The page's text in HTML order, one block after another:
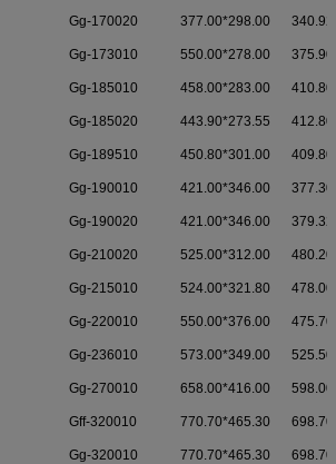
Gg-170020 377.00*298.00
Gg-173010 550.00*278.00
Gg-185010 458.00*283.00
Gg-185020 443.90*273.55
Gg-189510 450.80*301.00
Gg-190010 421.00*346.00
Gg-190020 421.00*346.00
Gg-210020 525.00*312.00
Gg-215010 524.00*321.80
Gg-220010 550.00*376.00
Gg-236010 573.00*349.00
Gg-270010 658.00*416.00
Gff-320010 770.70*465.30
Gg-320010 770.70*465.30